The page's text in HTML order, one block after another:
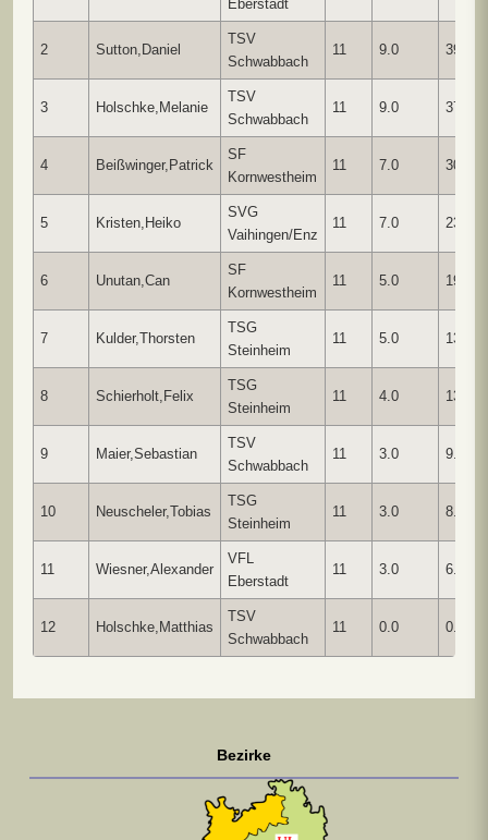
Eberstadt
2 Sutton,Daniel
TSV
Schwabbach
11 9.0 39.00
3 Holschke,Melanie
TSV
Schwabbach
11 9.0 37.00
4 Beißwinger,Patrick
SF
Kornwestheim
11 7.0 30.00
5 Kristen,Heiko
SVG
Vaihingen/Enz
11 7.0 23.00
6 Unutan,Can
SF
Kornwestheim
11 5.0 19.00
7 Kulder,Thorsten
TSG
Steinheim
11 5.0 13.00
8 Schierholt,Felix
TSG
Steinheim
11 4.0 13.00
9 Maier,Sebastian
TSV
Schwabbach
11 3.0 9.00
10 Neuscheler,Tobias
TSG
Steinheim
11 3.0 8.00
11 Wiesner,Alexander
VFL
Eberstadt
11 3.0 6.00
12 Holschke,Matthias
TSV
Schwabbach
11 0.0 0.00
Bezirke